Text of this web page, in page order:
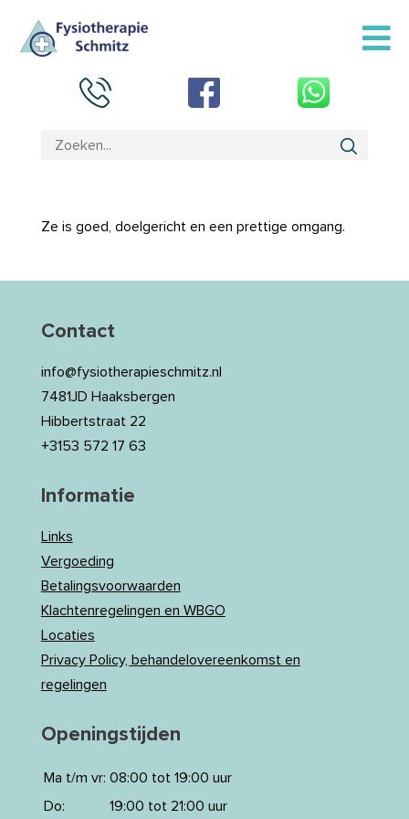
Ze is goed, doelgericht en een prettige omgang.
Contact
info@fysiotherapieschmitz.nl
7481JD Haaksbergen
Hibbertstraat 22
+3153 572 17 63
Informatie
Links
Vergoeding
Betalingsvoorwaarden
Klachtenregelingen en WBGO
Locaties
Privacy Policy, behandelovereenkomst en
regelingen
Openingstijden
Ma t/m vr: 08:00 tot 19:00 uur
Do:
19:00 tot 21:00 uur